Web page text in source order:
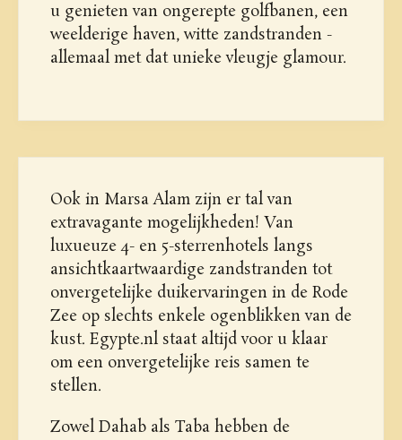
u genieten van ongerepte golfbanen, een
weelderige haven, witte zandstranden -
allemaal met dat unieke vleugje glamour.
Ook in Marsa Alam zijn er tal van
extravagante mogelijkheden! Van
luxueuze 4- en 5-sterrenhotels langs
ansichtkaartwaardige zandstranden tot
onvergetelijke duikervaringen in de Rode
Zee op slechts enkele ogenblikken van de
kust. Egypte.nl staat altijd voor u klaar
om een onvergetelijke reis samen te
stellen.
Zowel Dahab als Taba hebben de